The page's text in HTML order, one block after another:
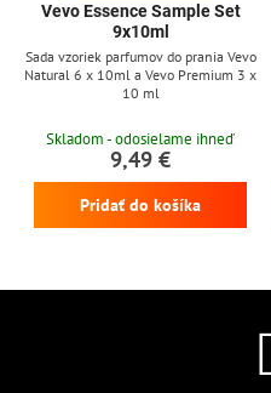
Vevo Essence Sample Set
9x10ml
Sada vzoriek parfumov do prania Vevo
Natural 6 x 10ml a Vevo Premium 3 x
10 ml
Skladom - odosielame ihneď
9,49 €
Pridať do košíka